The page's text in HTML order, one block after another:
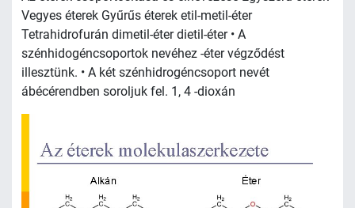
Vegyes éterek Gyűrűs éterek etil-metil-éter
Tetrahidrofurán dimetil-éter dietil-éter • A
szénhidogéncsoportok nevéhez -éter végződést
illesztünk. • A két szénhidrogéncsoport nevét
ábécérendben soroljuk fel. 1, 4 -dioxán